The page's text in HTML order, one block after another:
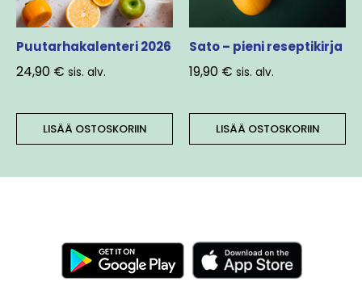
Puutarhakalenteri 2026
24,90 € sis. alv.
LISÄÄ OSTOSKORIIN
Sato – pieni reseptikirja
19,90 € sis. alv.
LISÄÄ OSTOSKORIIN